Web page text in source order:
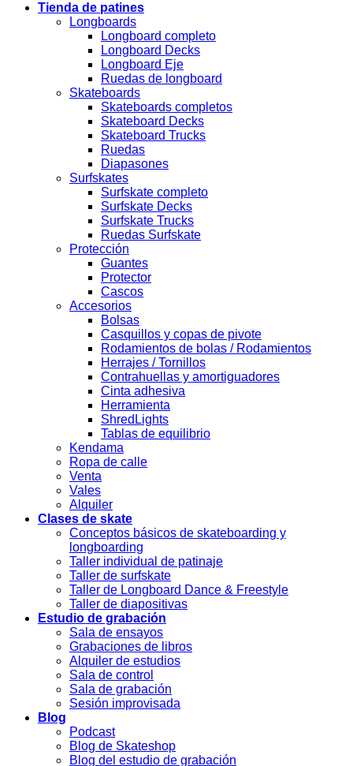
Tienda de patines
Longboards
Longboard completo
Longboard Decks
Longboard Eje
Ruedas de longboard
Skateboards
Skateboards completos
Skateboard Decks
Skateboard Trucks
Ruedas
Diapasones
Surfskates
Surfskate completo
Surfskate Decks
Surfskate Trucks
Ruedas Surfskate
Protección
Guantes
Protector
Cascos
Accesorios
Bolsas
Casquillos y copas de pivote
Rodamientos de bolas / Rodamientos
Herrajes / Tornillos
Contrahuellas y amortiguadores
Cinta adhesiva
Herramienta
ShredLights
Tablas de equilibrio
Kendama
Ropa de calle
Venta
Vales
Alquiler
Clases de skate
Conceptos básicos de skateboarding y
longboarding
Taller individual de patinaje
Taller de surfskate
Taller de Longboard Dance & Freestyle
Taller de diapositivas
Estudio de grabación
Sala de ensayos
Grabaciones de libros
Alquiler de estudios
Sala de control
Sala de grabación
Sesión improvisada
Blog
Podcast
Blog de Skateshop
Blog del estudio de grabación